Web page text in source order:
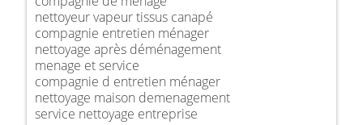
nettoyeur vapeur tissus canapé
compagnie entretien ménager
nettoyage après déménagement
menage et service
compagnie d entretien ménager
nettoyage maison demenagement
service nettoyage entreprise